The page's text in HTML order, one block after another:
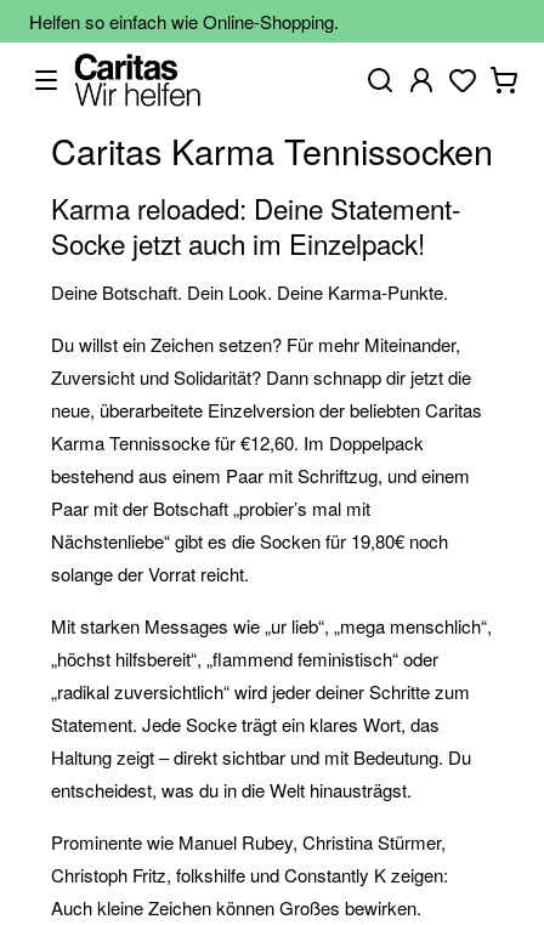
Helfen so einfach wie Online-Shopping.
Caritas Karma Tennissocken
Karma reloaded: Deine Statement-
Socke jetzt auch im Einzelpack!
Deine Botschaft. Dein Look. Deine Karma-Punkte.
Du willst ein Zeichen setzen? Für mehr Miteinander,
Zuversicht und Solidarität? Dann schnapp dir jetzt die
neue, überarbeitete Einzelversion der beliebten Caritas
Karma Tennissocke für €12,60. Im Doppelpack
bestehend aus einem Paar mit Schriftzug, und einem
Paar mit der Botschaft „probier’s mal mit
Nächstenliebe“ gibt es die Socken für 19,80€ noch
solange der Vorrat reicht.
Mit starken Messages wie „ur lieb“, „mega menschlich“,
„höchst hilfsbereit“, „flammend feministisch“ oder
„radikal zuversichtlich“ wird jeder deiner Schritte zum
Statement. Jede Socke trägt ein klares Wort, das
Haltung zeigt – direkt sichtbar und mit Bedeutung. Du
entscheidest, was du in die Welt hinausträgst.
Prominente wie Manuel Rubey, Christina Stürmer,
Christoph Fritz, folkshilfe und Constantly K zeigen:
Auch kleine Zeichen können Großes bewirken.